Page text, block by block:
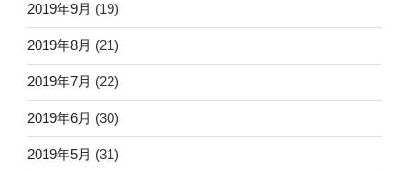
2019年9月 (19)
2019年8月 (21)
2019年7月 (22)
2019年6月 (30)
2019年5月 (31)